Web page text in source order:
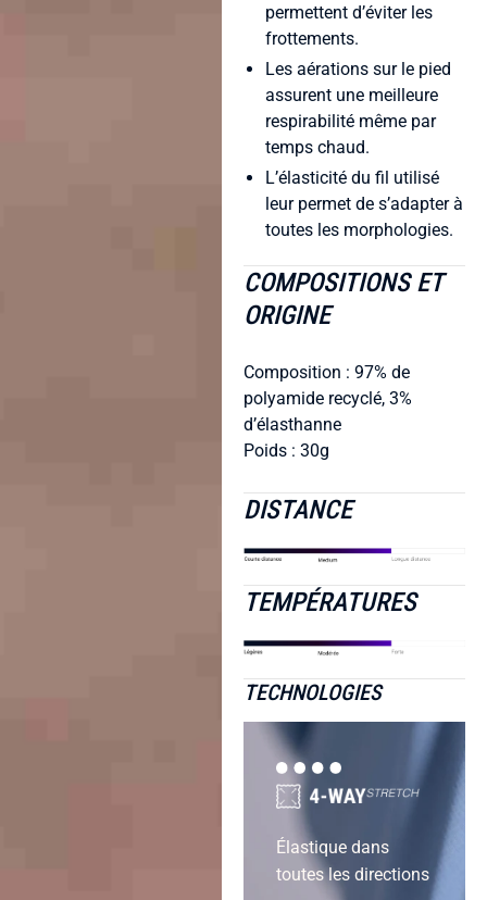
permettent d’éviter les
frottements.
Les aérations sur le pied
assurent une meilleure
respirabilité même par
temps chaud.
L’élasticité du fil utilisé
leur permet de s’adapter à
toutes les morphologies.
COMPOSITIONS ET
ORIGINE
Composition : 97% de
polyamide recyclé, 3%
d’élasthanne
Poids : 30g
DISTANCE
TEMPÉRATURES
TECHNOLOGIES
Élastique dans
toutes les directions